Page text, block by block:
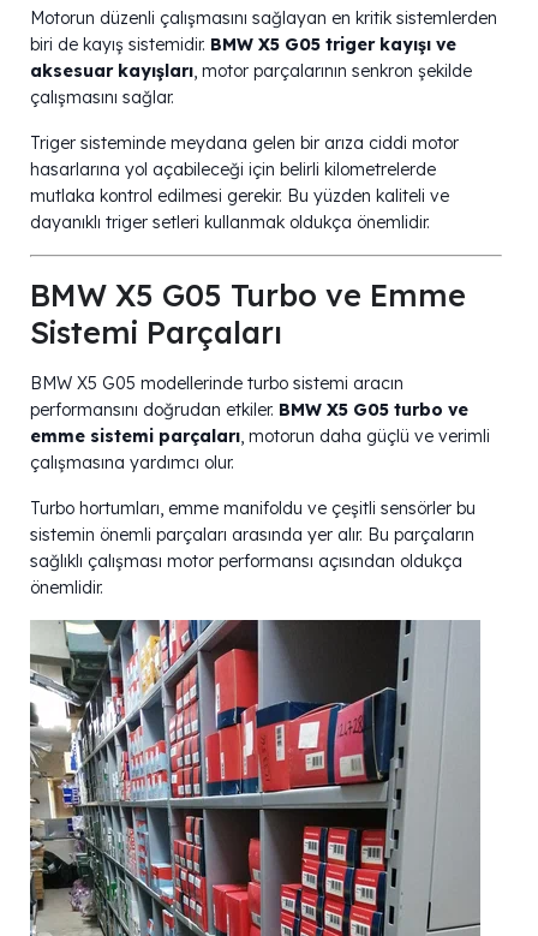
Motorun düzenli çalışmasını sağlayan en kritik sistemlerden
biri de kayış sistemidir. BMW X5 G05 triger kayışı ve
aksesuar kayışları, motor parçalarının senkron şekilde
çalışmasını sağlar.
Triger sisteminde meydana gelen bir arıza ciddi motor
hasarlarına yol açabileceği için belirli kilometrelerde
mutlaka kontrol edilmesi gerekir. Bu yüzden kaliteli ve
dayanıklı triger setleri kullanmak oldukça önemlidir.
BMW X5 G05 Turbo ve Emme
Sistemi Parçaları
BMW X5 G05 modellerinde turbo sistemi aracın
performansını doğrudan etkiler. BMW X5 G05 turbo ve
emme sistemi parçaları, motorun daha güçlü ve verimli
çalışmasına yardımcı olur.
Turbo hortumları, emme manifoldu ve çeşitli sensörler bu
sistemin önemli parçaları arasında yer alır. Bu parçaların
sağlıklı çalışması motor performansı açısından oldukça
önemlidir.